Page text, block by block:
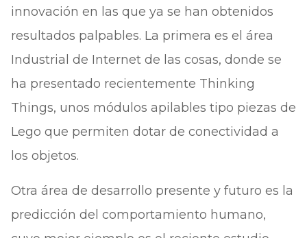
innovación en las que ya se han obtenidos
resultados palpables. La primera es el área
Industrial de Internet de las cosas, donde se
ha presentado recientemente Thinking
Things, unos módulos apilables tipo piezas de
Lego que permiten dotar de conectividad a
los objetos.
Otra área de desarrollo presente y futuro es la
predicción del comportamiento humano,